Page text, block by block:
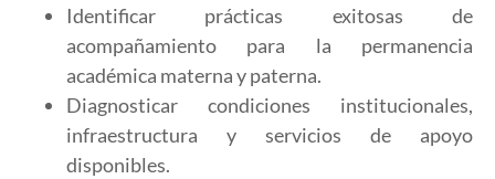
Identificar prácticas exitosas de
acompañamiento para la permanencia
académica materna y paterna.
Diagnosticar condiciones institucionales,
infraestructura y servicios de apoyo
disponibles.